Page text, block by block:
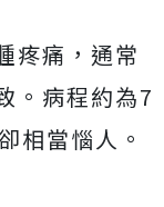
疼痛，通常
。病程約為7
相當惱人。